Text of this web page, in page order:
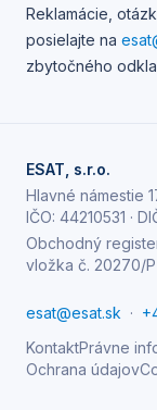
Reklamácie,
posielajte na
zbytočného
ESAT, s.r.o.
Hlavné námestie
IČO: 44210531 ·
Obchodný
vložka č. 20270/P
esat@esat.sk ·
KontaktPrávne
Ochrana údajov